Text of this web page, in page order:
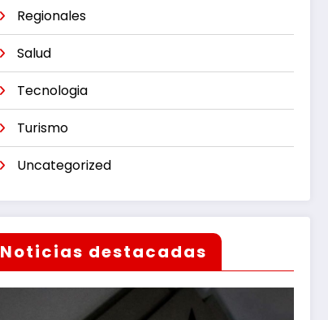
Regionales
Salud
Tecnologia
Turismo
Uncategorized
Noticias destacadas